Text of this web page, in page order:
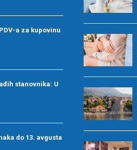
a za kupovinu
stanovnika: U
do 13. avgusta